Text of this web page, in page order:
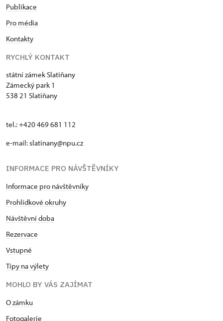
Publikace
Pro média
Kontakty
RYCHLÝ KONTAKT
státní zámek Slatiňany
Zámecký park 1
538 21 Slatiňany
tel.: +420 469 681 112
e-mail: slatinany@npu.cz
INFORMACE PRO NÁVŠTĚVNÍKY
Informace pro návštěvníky
Prohlídkové okruhy
Návštěvní doba
Rezervace
Vstupné
Tipy na výlety
MOHLO BY VÁS ZAJÍMAT
O zámku
Fotogalerie